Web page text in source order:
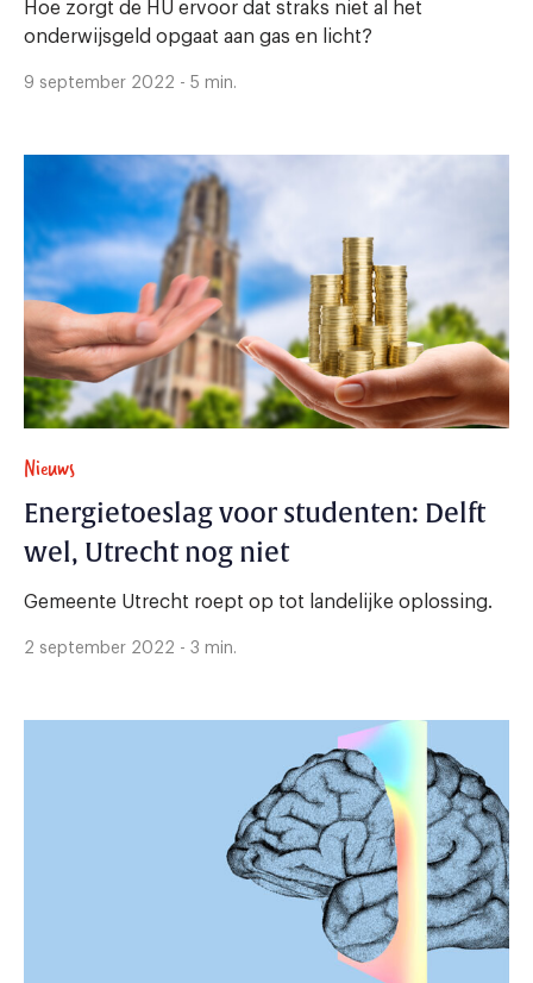
Hoe zorgt de HU ervoor dat straks niet al het
onderwijsgeld opgaat aan gas en licht?
9 september 2022 - 5 min.
Nieuws
Energietoeslag voor studenten: Delft
wel, Utrecht nog niet
Gemeente Utrecht roept op tot landelijke oplossing.
2 september 2022 - 3 min.